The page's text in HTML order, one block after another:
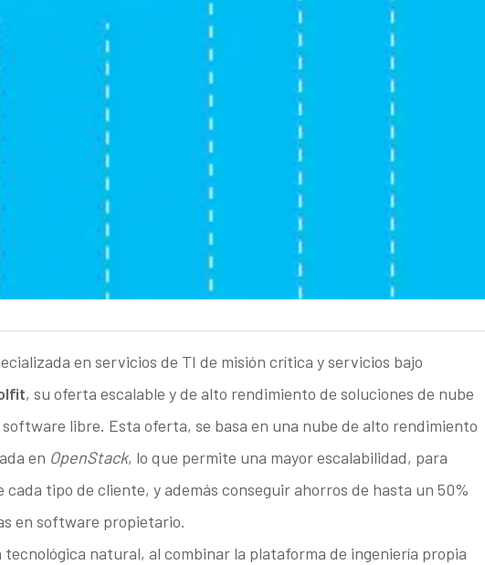
en servicios de TI de misión crítica y servicios bajo
, su oferta escalable y de alto rendimiento de soluciones de nube
libre. Esta oferta, se basa en una nube de alto rendimiento
en OpenStack, lo que permite una mayor escalabilidad, para
tipo de cliente, y además conseguir ahorros de hasta un 50%
en software propietario.
natural, al combinar la plataforma de ingeniería propia